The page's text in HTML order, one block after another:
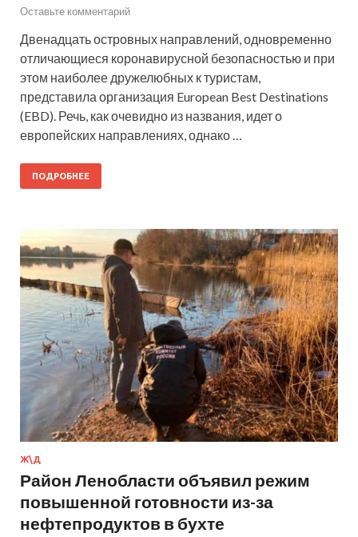
Оставьте комментарий
Двенадцать островных направлений, одновременно
отличающиеся коронавирусной безопасностью и при
этом наиболее дружелюбных к туристам,
представила организация European Best Destinations
(EBD). Речь, как очевидно из названия, идет о
европейских направлениях, однако …
ПОДРОБНЕЕ
Ж\Д
Район Ленобласти объявил режим
повышенной готовности из-за
нефтепродуктов в бухте